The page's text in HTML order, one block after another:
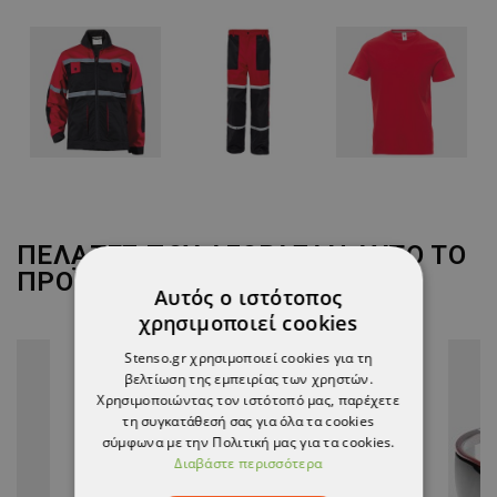
ΠΕΛΆΤΕΣ ΠΟΥ ΑΓΌΡΑΣΑΝ ΑΥΤΌ ΤΟ
ΠΡΟΪΌΝ, ΑΓΌΡΑΣΑΝ ΕΠΊΣΗΣ:
Αυτός ο ιστότοπος
χρησιμοποιεί cookies
Stenso.gr χρησιμοποιεί cookies για τη
βελτίωση της εμπειρίας των χρηστών.
Χρησιμοποιώντας τον ιστότοπό μας, παρέχετε
τη συγκατάθεσή σας για όλα τα cookies
σύμφωνα με την Πολιτική μας για τα cookies.
Διαβάστε περισσότερα